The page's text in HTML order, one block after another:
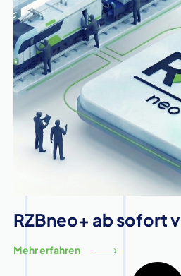
RZBneo+ ab sofort
Mehr erfahren